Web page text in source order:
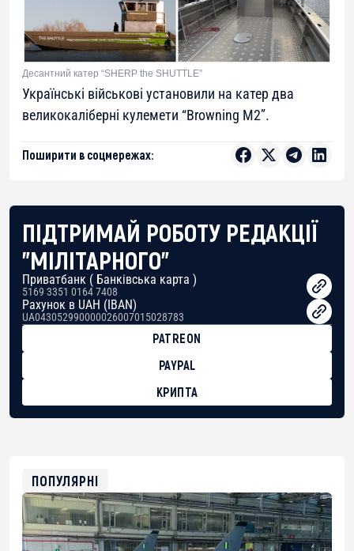
Десантний катер “SHERP the SHUTTLE”
Українські військові установили на катер два
великокаліберні кулемети “Browning M2”.
Поширити в соцмережах:
ПІДТРИМАЙ РОБОТУ РЕДАКЦІЇ
"МІЛІТАРНОГО"
Приватбанк ( Банківська карта )
5169 3351 0164 7408
Рахунок в UAH (IBAN)
UA043052990000026007015028783
PATREON
PAYPAL
КРИПТА
0xfD02863D3289416fcF50975c9DFda13623f97758
ПОПУЛЯРНІ